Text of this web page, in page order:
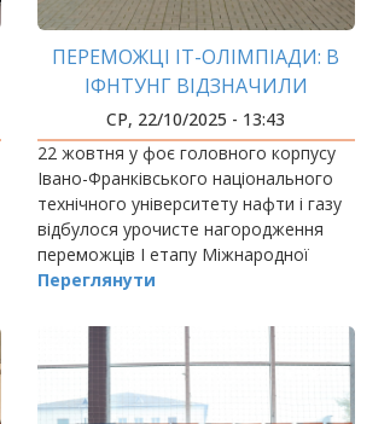
ПЕРЕМОЖЦІ ІТ-ОЛІМПІАДИ: В
ІФНТУНГ ВІДЗНАЧИЛИ
НАЙКРАЩИХ МОЛОДИХ
ПРОГРАМІСТІВ ПРИКАРПАТТЯ
СР, 22/10/2025 - 13:43
22 жовтня у фоє головного корпусу
Івано-Франківського національного
технічного університету нафти і газу
відбулося урочисте нагородження
переможців І етапу Міжнародної
студентської олімпіади зі
2025 по Івано-…
Переглянути